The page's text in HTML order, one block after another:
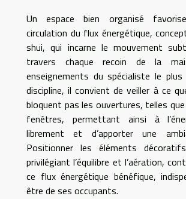
Un espace bien organisé
circulation du flux énergétique,
shui, qui incarne le mouvement
travers chaque recoin de la
enseignements du spécialiste le
discipline, il convient de veiller à ce
bloquent pas les ouvertures, telles
fenêtres, permettant ainsi à
librement et d’apporter une
Positionner les éléments
privilégiant l’équilibre et l’aération,
ce flux énergétique bénéfique,
être de ses occupants.